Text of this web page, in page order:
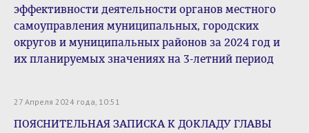
эффективности деятельности органов местного
самоуправления муниципальных, городских
округов и муниципальных районов за 2024 год и
их планируемых значениях на 3-летний период
27 Апреля 2024 года, 10:51
ПОЯСНИТЕЛЬНАЯ ЗАПИСКА К ДОКЛАДУ ГЛАВЫ